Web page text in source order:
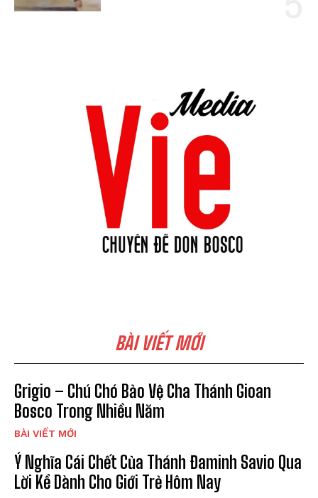
BÀI VIẾT MỚI
Grigio – Chú Chó Bảo Vệ Cha Thánh Gioan
Bosco Trong Nhiều Năm
BÀI VIẾT MỚI
Ý Nghĩa Cái Chết Của Thánh Đaminh Savio Qua
Lời Kể Dành Cho Giới Trẻ Hôm Nay